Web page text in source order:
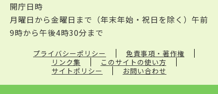
開庁日時
月曜日から金曜日まで（年末年始・祝日を除く）午前
9時から午後4時30分まで
プライバシーポリシー
免責事項・著作権
リンク集
このサイトの使い方
サイトポリシー
お問い合わせ